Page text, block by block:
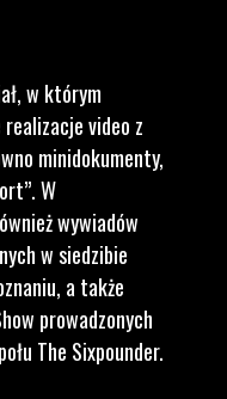
w którym
video z
minidokumenty,
W
wywiadów
w siedzibie
a także
prowadzonych
The Sixpounder.